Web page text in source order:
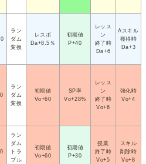
ラン
ダム
変換
レスボ
Da+8.5％
初期値
P+40
レッス
ン
終了時
Da+6
Aスキル
獲得時
Da+3
ラン
ダム
変換
初期値
Vo+60
SP率
Vo+28%
レッス
ン
終了時
Vo+6
強化時
Vo+4
ラン
ダム
トラ
ブル
初期値
Vo+60
初期値
P+30
授業
終了時
Vo+5
スキル
削除時
Vo+8